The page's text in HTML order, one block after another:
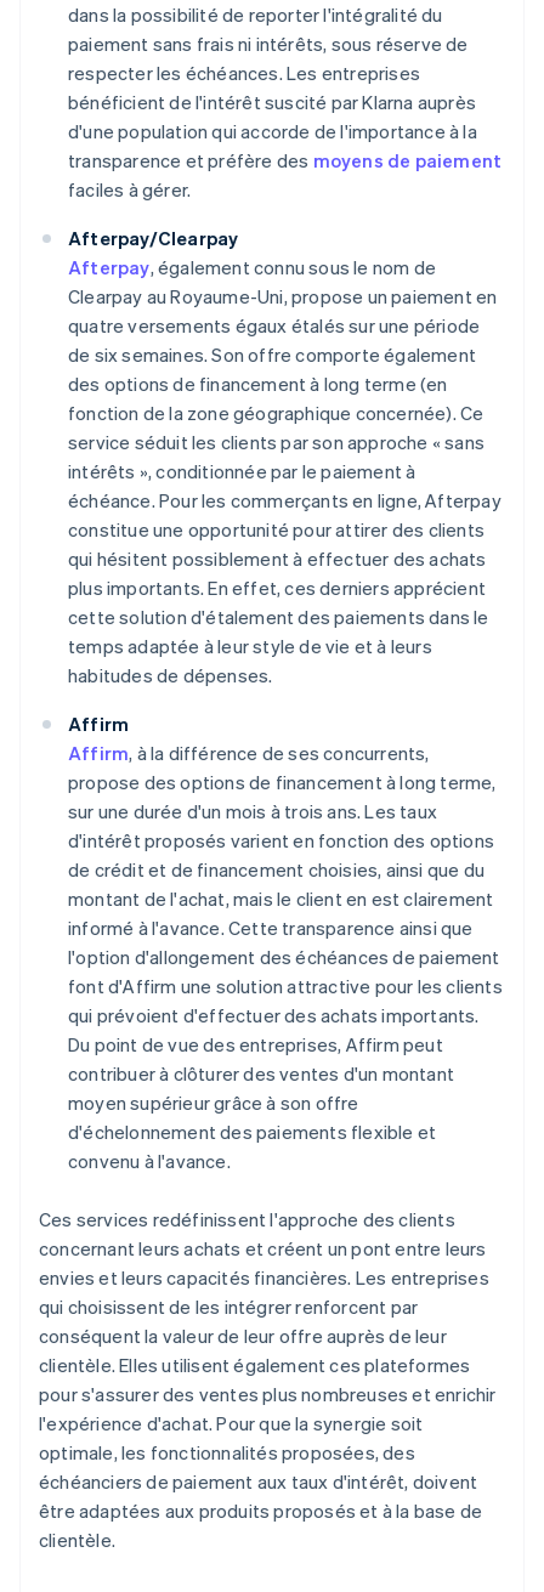
dans la possibilité de reporter l'intégralité du
paiement sans frais ni intérêts, sous réserve de
respecter les échéances. Les entreprises
bénéficient de l'intérêt suscité par Klarna auprès
d'une population qui accorde de l'importance à la
transparence et préfère des moyens de paiement
faciles à gérer.
Afterpay/Clearpay
Afterpay, également connu sous le nom de
Clearpay au Royaume-Uni, propose un paiement en
quatre versements égaux étalés sur une période
de six semaines. Son offre comporte également
des options de financement à long terme (en
fonction de la zone géographique concernée). Ce
service séduit les clients par son approche « sans
intérêts », conditionnée par le paiement à
échéance. Pour les commerçants en ligne, Afterpay
constitue une opportunité pour attirer des clients
qui hésitent possiblement à effectuer des achats
plus importants. En effet, ces derniers apprécient
cette solution d'étalement des paiements dans le
temps adaptée à leur style de vie et à leurs
habitudes de dépenses.
Affirm
Affirm, à la différence de ses concurrents,
propose des options de financement à long terme,
sur une durée d'un mois à trois ans. Les taux
d'intérêt proposés varient en fonction des options
de crédit et de financement choisies, ainsi que du
montant de l'achat, mais le client en est clairement
informé à l'avance. Cette transparence ainsi que
l'option d'allongement des échéances de paiement
font d'Affirm une solution attractive pour les clients
qui prévoient d'effectuer des achats importants.
Du point de vue des entreprises, Affirm peut
contribuer à clôturer des ventes d'un montant
moyen supérieur grâce à son offre
d'échelonnement des paiements flexible et
convenu à l'avance.
Ces services redéfinissent l'approche des clients
concernant leurs achats et créent un pont entre leurs
envies et leurs capacités financières. Les entreprises
qui choisissent de les intégrer renforcent par
conséquent la valeur de leur offre auprès de leur
clientèle. Elles utilisent également ces plateformes
pour s'assurer des ventes plus nombreuses et enrichir
l'expérience d'achat. Pour que la synergie soit
optimale, les fonctionnalités proposées, des
échéanciers de paiement aux taux d'intérêt, doivent
être adaptées aux produits proposés et à la base de
clientèle.